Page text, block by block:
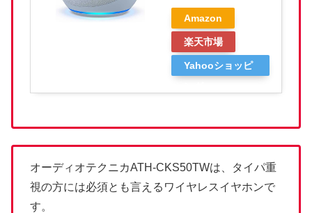
Amazon
楽天市場
Yahooショッピ
オーディオテクニカATH-CKS50TWは、タイパ重
視の方には必須とも言えるワイヤレスイヤホンで
す。